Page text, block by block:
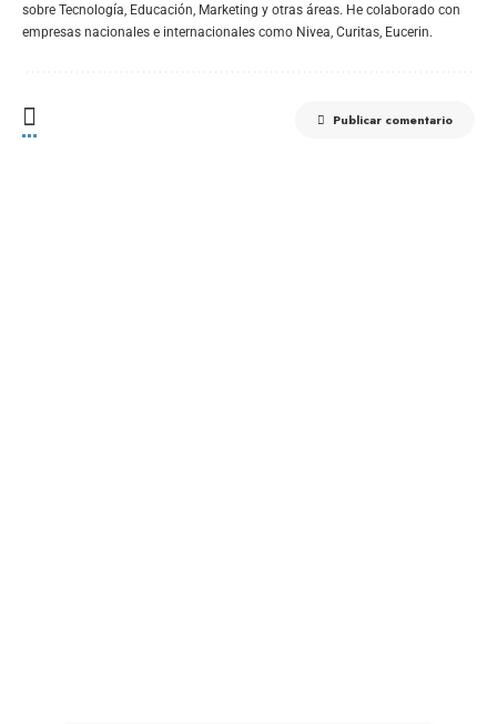
sobre Tecnología, Educación, Marketing y otras áreas. He colaborado con
empresas nacionales e internacionales como Nivea, Curitas, Eucerin.
Publicar comentario